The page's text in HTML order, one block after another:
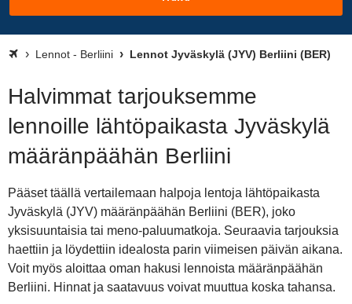
Lennot - Berliini Lennot Jyväskylä (JYV) Berliini (BER)
Halvimmat tarjouksemme
lennoille lähtöpaikasta Jyväskylä
määränpäähän Berliini
Pääset täällä vertailemaan halpoja lentoja lähtöpaikasta
Jyväskylä (JYV) määränpäähän Berliini (BER), joko
yksisuuntaisia tai meno-paluumatkoja. Seuraavia tarjouksia
haettiin ja löydettiin idealosta parin viimeisen päivän aikana.
Voit myös aloittaa oman hakusi lennoista määränpäähän
Berliini. Hinnat ja saatavuus voivat muuttua koska tahansa.